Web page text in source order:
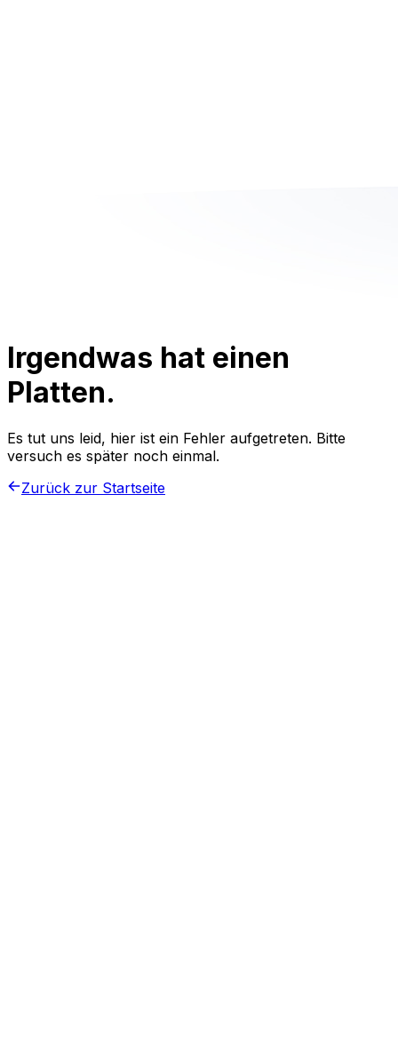
Irgendwas hat einen
Platten.
Es tut uns leid, hier ist ein Fehler aufgetreten. Bitte
versuch es später noch einmal.
Zurück zur Startseite